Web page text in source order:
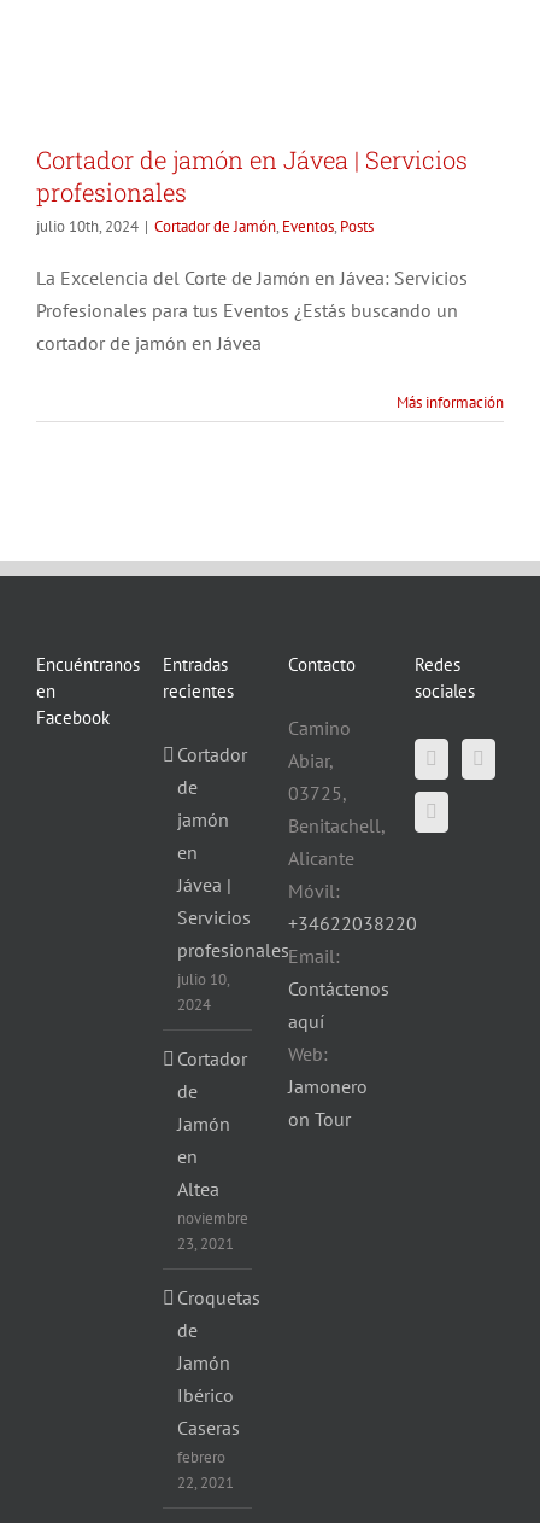
Cortador de jamón en Jávea | Servicios
profesionales
julio 10th, 2024 | Cortador de Jamón, Eventos, Posts
La Excelencia del Corte de Jamón en Jávea: Servicios
Profesionales para tus Eventos ¿Estás buscando un
cortador de jamón en Jávea
Más información
Encuéntranos
en
Facebook
Entradas
recientes
Cortador
de
jamón
en
Jávea |
Servicios
profesionales
julio 10,
2024
Cortador
de
Jamón
en
Altea
noviembre
23, 2021
Croquetas
de
Jamón
Ibérico
Caseras
febrero
22, 2021
Contacto
Camino
Abiar,
03725,
Benitachell,
Alicante
Móvil:
+34622038220
Email:
Contáctenos
aquí
Web:
Jamonero
on Tour
Redes
sociales